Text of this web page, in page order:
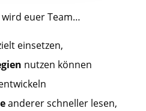
euer Team…
einsetzen,
nutzen können
anderer schneller lesen,